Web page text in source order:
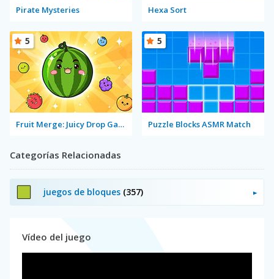
Pirate Mysteries Hexa Sort
Fruit Merge: Juicy Drop Game
5
Puzzle Blocks ASMR Match
5
Categorías Relacionadas
juegos de bloques (357)
Vídeo del juego